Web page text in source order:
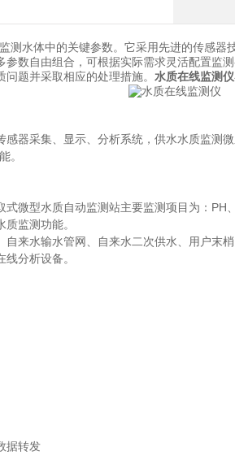
测水体中的关键参数。它采用先进的传感
数自由组合，可根据实际需求灵活配置监
题并采取相应的处理措施。 水质在线监测仪
感器采集、显示、分析系统，供水水质监测
。
微型水质自动监测站主要监测项目为：
监测功能。
来水输水管网、自来水二次供水、用户末
分析设备。
据转发